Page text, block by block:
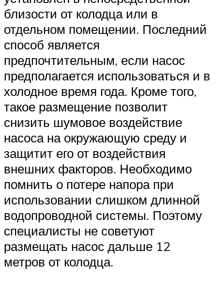
близости от колодца или в
отдельном помещении. Последний
способ является
предпочтительным, если насос
предполагается использоваться и в
холодное время года. Кроме того,
такое размещение позволит
снизить шумовое воздействие
насоса на окружающую среду и
защитит его от воздействия
внешних факторов. Необходимо
помнить о потере напора при
использовании слишком длинной
водопроводной системы. Поэтому
специалисты не советуют
размещать насос дальше 12
метров от колодца.